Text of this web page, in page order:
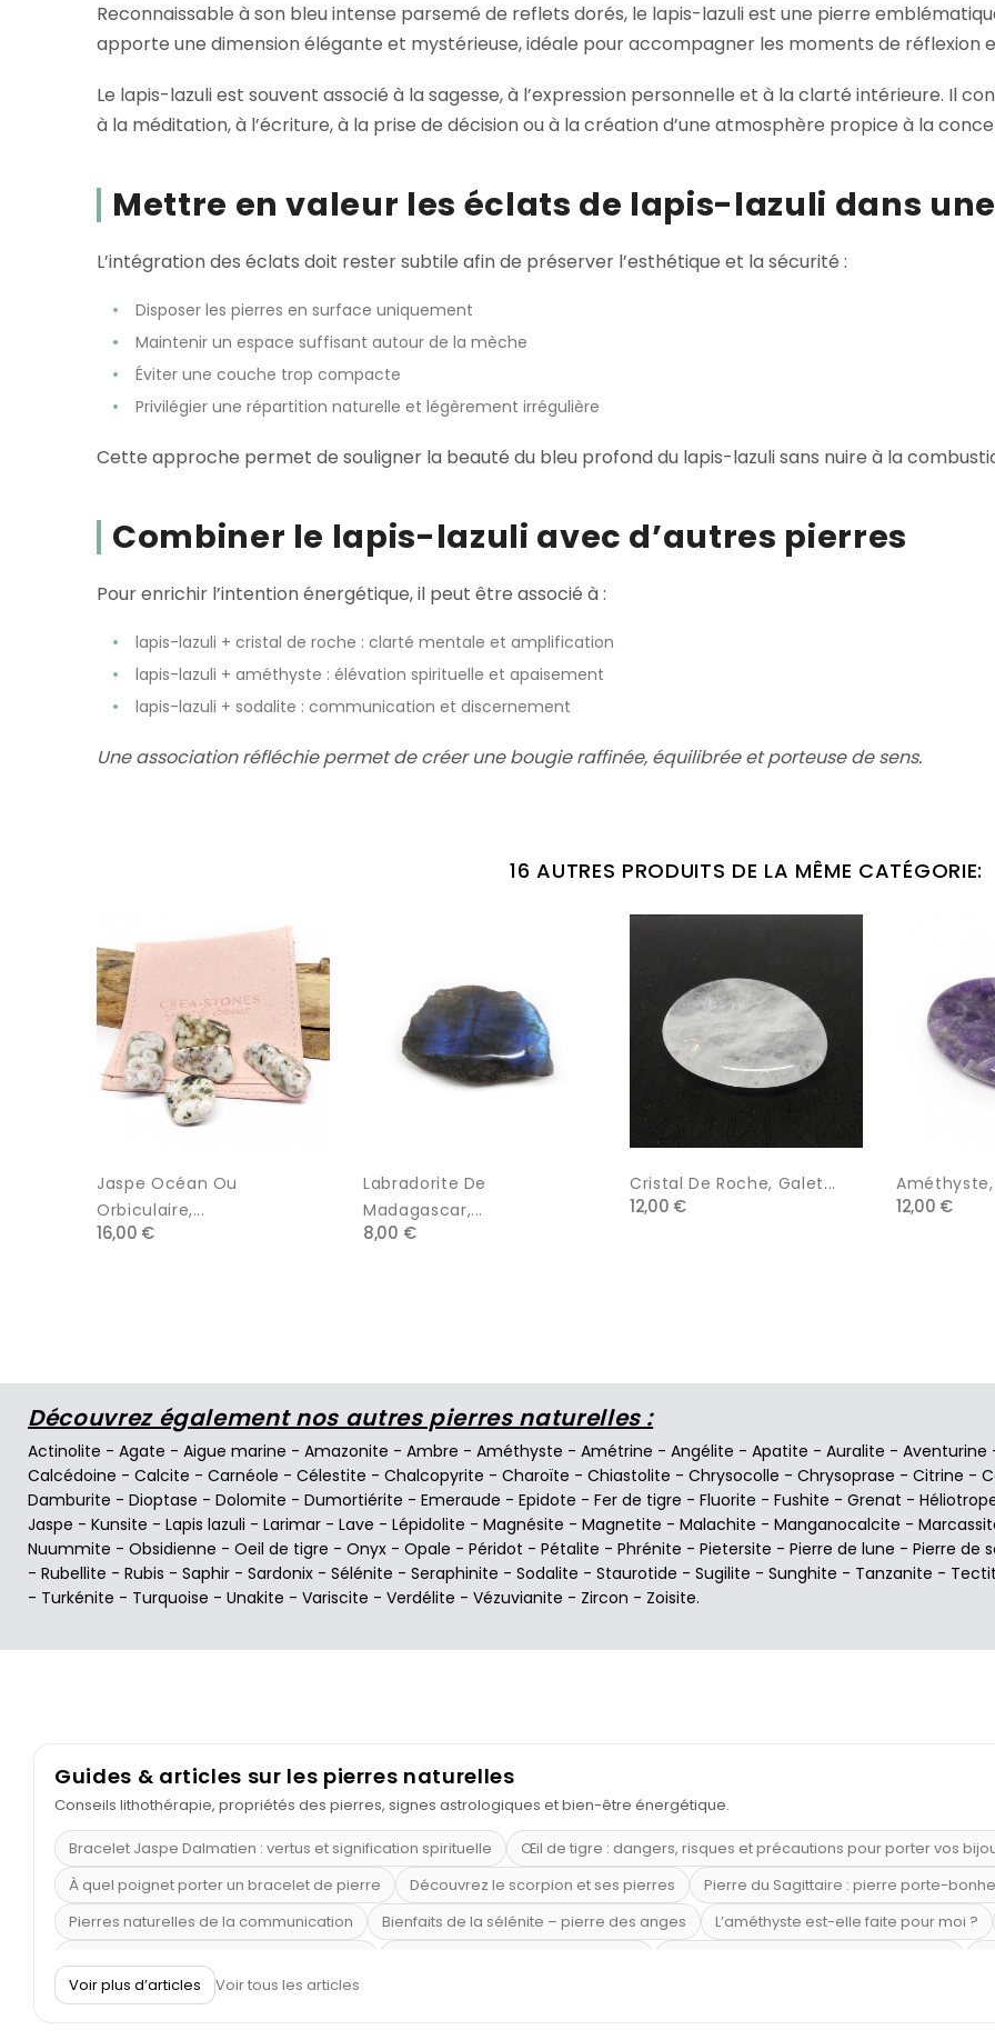
Reconnaissable à son bleu intense parsemé de reflets dorés, le lapis-lazuli est une pierre
apporte une dimension élégante et mystérieuse, idéale pour accompagner les moments de réflexion
Le lapis-lazuli est souvent associé à la sagesse, à l’expression personnelle et à la clarté intérieure. Il
à la méditation, à l’écriture, à la prise de décision ou à la création d’une atmosphère propice à la
Mettre en valeur les éclats de lapis-lazuli dans
L’intégration des éclats doit rester subtile afin de préserver l’esthétique et la sécurité :
Disposer les pierres en surface uniquement
Maintenir un espace suffisant autour de la mèche
Éviter une couche trop compacte
Privilégier une répartition naturelle et légèrement irrégulière
Cette approche permet de souligner la beauté du bleu profond du lapis-lazuli sans nuire à la
Combiner le lapis-lazuli avec d’autres pierres
Pour enrichir l’intention énergétique, il peut être associé à :
lapis-lazuli + cristal de roche : clarté mentale et amplification
lapis-lazuli + améthyste : élévation spirituelle et apaisement
lapis-lazuli + sodalite : communication et discernement
Une association réfléchie permet de créer une bougie raffinée, équilibrée et porteuse de sens.
16 AUTRES PRODUITS DE LA MÊME CATÉGORIE:
Jaspe Océan Ou
Orbiculaire,...
16,00 €
Labradorite De
Madagascar,...
8,00 €
Cristal De Roche, Galet...
12,00 € 12,00 €
Découvrez également nos autres pierres naturelles :
Actinolite - Agate - Aigue marine - Amazonite - Ambre - Améthyste - Amétrine - Angélite - Apatite - Auralite - Aventurine
Calcédoine - Calcite - Carnéole - Célestite - Chalcopyrite - Charoïte - Chiastolite - Chrysocolle - Chrysoprase - Citrine -
Damburite - Dioptase - Dolomite - Dumortiérite - Emeraude - Epidote - Fer de tigre - Fluorite - Fushite - Grenat -
Jaspe - Kunsite - Lapis lazuli - Larimar - Lave - Lépidolite - Magnésite - Magnetite - Malachite - Manganocalcite -
Nuummite - Obsidienne - Oeil de tigre - Onyx - Opale - Péridot - Pétalite - Phrénite - Pietersite - Pierre de lune - Pierre de
- Rubellite - Rubis - Saphir - Sardonix - Sélénite - Seraphinite - Sodalite - Staurotide - Sugilite - Sunghite - Tanzanite -
- Turkénite - Turquoise - Unakite - Variscite - Verdélite - Vézuvianite - Zircon - Zoisite.
Guides & articles sur les pierres naturelles
Conseils lithothérapie, propriétés des pierres, signes astrologiques et bien-être énergétique.
Bracelet Jaspe Dalmatien : vertus et signification spirituelle
Œil de tigre : dangers, risques et précautions pour porter vos
À quel poignet porter un bracelet de pierre
Découvrez le scorpion et ses pierres
Pierre du Sagittaire : pierre porte-
Pierres naturelles de la communication
Bienfaits de la sélénite – pierre des anges
L’améthyste est-elle faite pour moi ?
Pierre de lave : propriétés et bienfaits
Voir plus d’articles Voir tous les articles